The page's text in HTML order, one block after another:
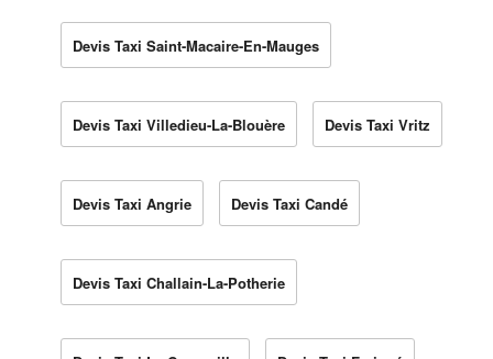
Devis Taxi Saint-Macaire-En-Mauges
Devis Taxi Villedieu-La-Blouère Devis Taxi Vritz
Devis Taxi Angrie Devis Taxi Candé
Devis Taxi Challain-La-Potherie